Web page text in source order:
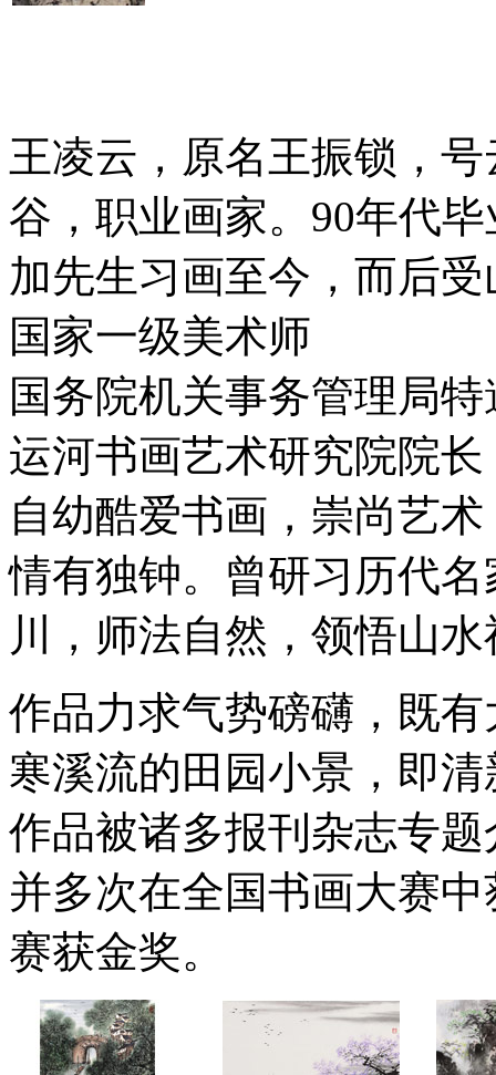
王凌云，原名王振锁，
谷，职业画家。90年代
加先生习画至今，而后
国家一级美术师
国务院机关事务管理局
运河书画艺术研究院院长
自幼酷爱书画，崇尚艺
情有独钟。曾研习历代
川，师法自然，领悟山
作品力求气势磅礴，既
寒溪流的田园小景，即
作品被诸多报刊杂志专
并多次在全国书画大赛
赛获金奖。